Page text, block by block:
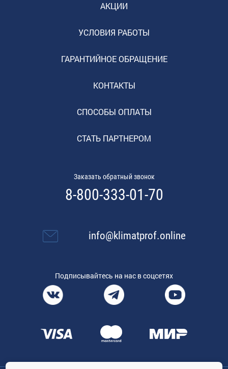
АКЦИИ
УСЛОВИЯ РАБОТЫ
ГАРАНТИЙНОЕ ОБРАЩЕНИЕ
КОНТАКТЫ
СПОСОБЫ ОПЛАТЫ
СТАТЬ ПАРТНЕРОМ
Заказать обратный звонок
8-800-333-01-70
info@klimatprof.online
Подписывайтесь на нас в соцсетях